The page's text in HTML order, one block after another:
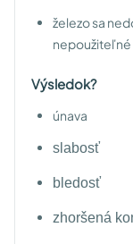
železo sa
nepoužiteľné
Výsledok?
únava
slabosť
bledosť
zhoršená